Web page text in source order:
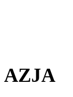
AZJA